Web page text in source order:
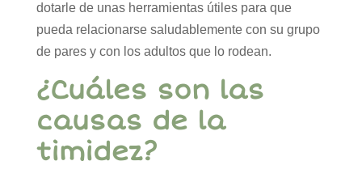
dotarle de unas herramientas útiles para que
pueda relacionarse saludablemente con su grupo
de pares y con los adultos que lo rodean.
¿Cuáles son las
causas de la
timidez?